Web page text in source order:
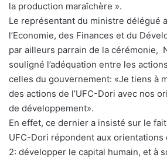
la production maraîchère ».
Le représentant du ministre délégué
l’Economie, des Finances et du
par ailleurs parrain de la cérémonie,
souligné l’adéquation entre les
celles du gouvernement: «Je tiens à
des actions de l’UFC-Dori avec nos
de développement».
En effet, ce dernier a insisté sur le
UFC-Dori répondent aux orientations
2: développer le capital humain, et à